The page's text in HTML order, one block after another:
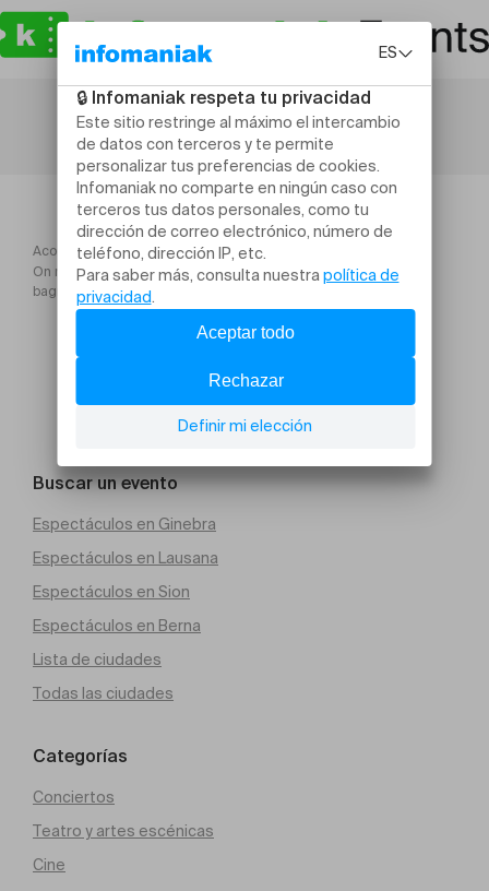
Acogida
On ne peut pas rouler avec sa maison mais on peut habiter sa
bagnole.
Buscar un evento
Espectáculos en Ginebra
Espectáculos en Lausana
Espectáculos en Sion
Espectáculos en Berna
Lista de ciudades
Todas las ciudades
Categorías
Conciertos
Teatro y artes escénicas
Cine